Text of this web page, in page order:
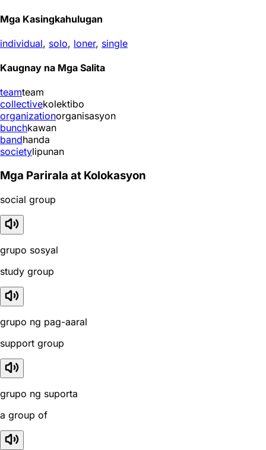
Mga Kasingkahulugan
individual, solo, loner, single
Kaugnay na Mga Salita
teamteam
collectivekolektibo
organizationorganisasyon
bunchkawan
bandhanda
societylipunan
Mga Parirala at Kolokasyon
social group
grupo sosyal
study group
grupo ng pag-aaral
support group
grupo ng suporta
a group of